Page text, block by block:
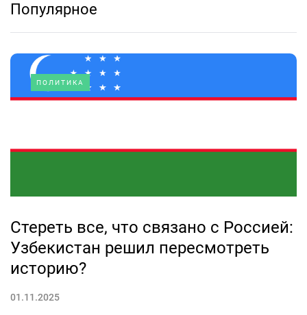
Популярное
ПОЛИТИКА
Стереть все, что связано с Россией:
Узбекистан решил пересмотреть
историю?
01.11.2025